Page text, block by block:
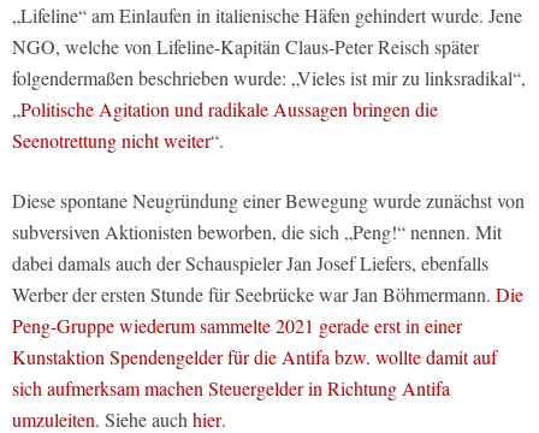
„Lifeline“ am Einlaufen in italienische Häfen gehindert wurde. Jene
NGO, welche von Lifeline-Kapitän Claus-Peter Reisch später
folgendermaßen beschrieben wurde: „Vieles ist mir zu linksradikal“,
„Politische Agitation und radikale Aussagen bringen die
Seenotrettung nicht weiter“.
Diese spontane Neugründung einer Bewegung wurde zunächst von
subversiven Aktionisten beworben, die sich „Peng!“ nennen. Mit
dabei damals auch der Schauspieler Jan Josef Liefers, ebenfalls
Werber der ersten Stunde für Seebrücke war Jan Böhmermann. Die
Peng-Gruppe wiederum sammelte 2021 gerade erst in einer
Kunstaktion Spendengelder für die Antifa bzw. wollte damit auf
sich aufmerksam machen Steuergelder in Richtung Antifa
umzuleiten. Siehe auch hier.